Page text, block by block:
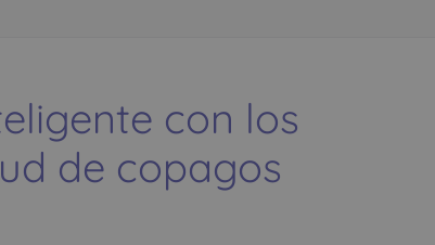
con los
de copagos